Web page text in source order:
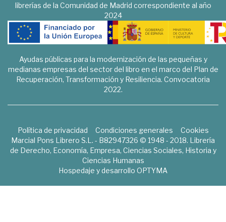
librerías de la Comunidad de Madrid correspondiente al año
2024
Ayudas públicas para la modernización de las pequeñas y
medianas empresas del sector del libro en el marco del Plan de
Recuperación, Transformación y Resiliencia. Convocatoria
2022.
Política de privacidad Condiciones generales
Cookies
Marcial Pons Librero S.L. - B82947326 © 1948 - 2018. Librería
de Derecho, Economía, Empresa, Ciencias Sociales, Historia y
Ciencias Humanas
Hospedaje y desarrollo OPTYMA